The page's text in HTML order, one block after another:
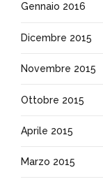
Gennaio 2016
Dicembre 2015
Novembre 2015
Ottobre 2015
Aprile 2015
Marzo 2015